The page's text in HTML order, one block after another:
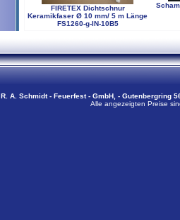
FIRETEX Dichtschnur
Keramikfaser Ø 10 mm/ 5 m Länge
FS1260-g-IN-10B5
R. A. Schmidt - Feuerfest - GmbH, - Gutenbergring
Alle angezeigten Preise